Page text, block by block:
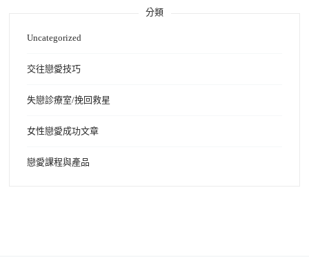
分類
Uncategorized
交往戀愛技巧
失戀診療室/挽回救星
女性戀愛成功文章
戀愛課程與產品